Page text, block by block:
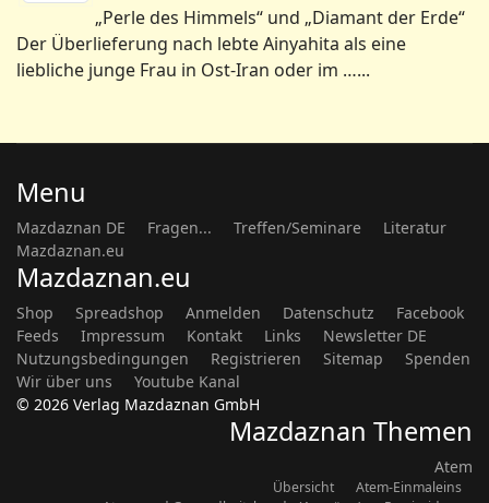
Lebenskunde/Philosophie
„Perle des Himmels“ und „Diamant der Erde“
Der Überlieferung nach lebte Ainyahita als eine
Menu
Mazdaznan DE
Mazdaznan.eu
Mazdaznan.eu
Shop Spreadshop Anmelden Datenschutz
Facebook
Feeds
Impressum Kontakt Links
Newsletter DE
Nutzungsbedingungen
Registrieren
Wir über uns
Youtube Kanal
© 2026 Verlag Mazdaznan GmbH
Mazdaznan Themen
Atem